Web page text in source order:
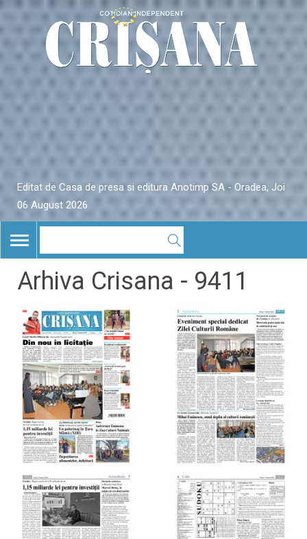
Editat de Casa de presa si editura Anotimp SA - Oradea, Joi
06 August 2026
TOGGLE
NAVIGATION
Arhiva Crisana - 9411